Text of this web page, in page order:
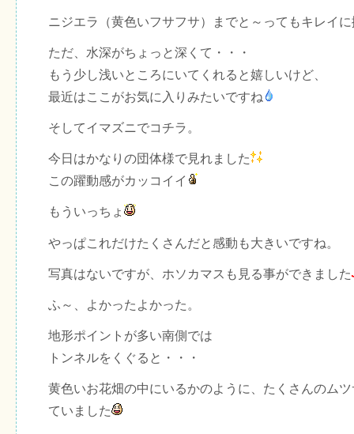
ニジエラ（黄色いフサフサ）までと～ってもキレイ
ただ、水深がちょっと深くて・・・
もう少し浅いところにいてくれると嬉しいけど、
最近はここがお気に入りみたいですね
そしてイマズニでコチラ。
今日はかなりの団体様で見れました
この躍動感がカッコイイ
もういっちょ
やっぱこれだけたくさんだと感動も大きいですね。
写真はないですが、ホソカマスも見る事ができました
ふ～、よかったよかった。
地形ポイントが多い南側では
トンネルをくぐると・・・
黄色いお花畑の中にいるかのように、たくさんのム
ていました